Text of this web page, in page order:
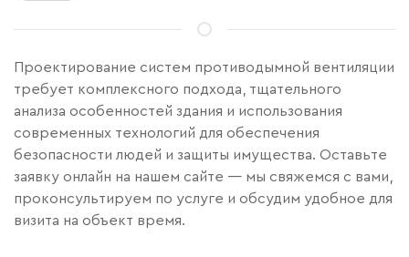
Проектирование систем противодымной вентиляции
требует комплексного подхода, тщательного
анализа особенностей здания и использования
современных технологий для обеспечения
безопасности людей и защиты имущества. Оставьте
заявку онлайн на нашем сайте — мы свяжемся с вами,
проконсультируем по услуге и обсудим удобное для
визита на объект время.